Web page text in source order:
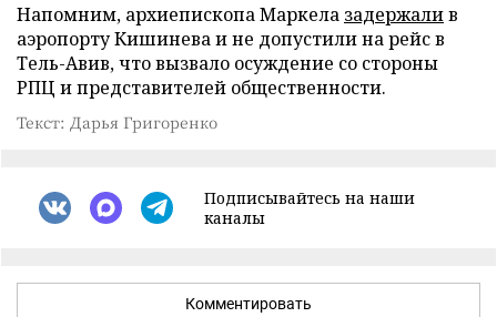
Напомним, архиепископа Маркела задержалив
аэропорту Кишинева и не допустили на рейс в
Тель-Авив, что вызвало осуждение со стороны
РПЦ и представителей общественности.
Текст: Дарья Григоренко
Подписывайтесь на наши
каналы
Комментировать